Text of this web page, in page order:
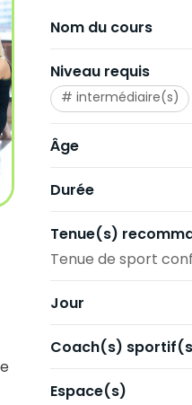
Nom du cours
Niveau requis
intermédiaire(s)
Âge
Durée
Tenue(s)
Tenue de sport
Jour
Coach(s)
Espace(s)